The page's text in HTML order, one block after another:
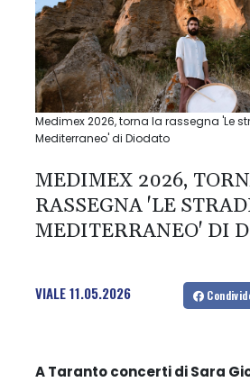
Medimex 2026, torna la rassegna 'Le
Mediterraneo' di Diodato
MEDIMEX 2026,
RASSEGNA 'LE
MEDITERRANEO' DI
VIALE11.05.2026
A Taranto concerti di Sara